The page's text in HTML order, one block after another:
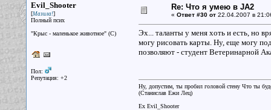
Evil_Shooter
[Мазила!]
Полный псих
"Крыс - маленькое животное" (С)
Пол:
Репутация: +2
Re: Что я умею в JA2
« Ответ #30 от22.04.2007 в
Эх... таланты у меня хоть и есть, но
могу рисовать карты. Ну, еще могу
позволяют - студент Ветеринарной
Ну, допустим, ты пробил головой стену Что ты
(Станислав Ежи Лец)
Ex Evil_Shooter